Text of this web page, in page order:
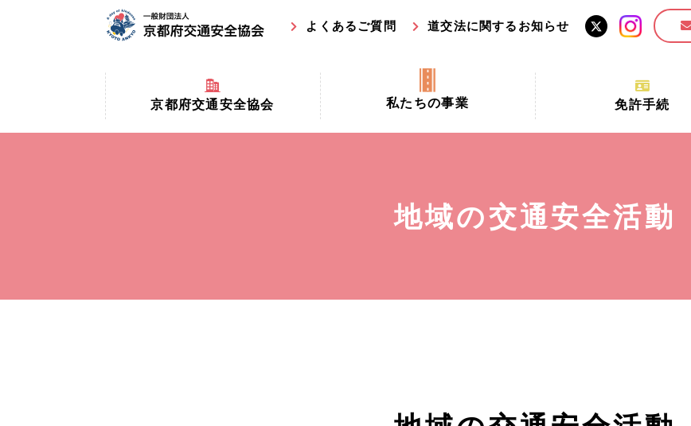
よくあるご質問 道交法に関するお知らせ
京都府交通安全協会
京都府交通安全協会とは？
私たちの事業
京都府交通安全活動推進センター事業
交通安全協力金の活用事業
免許手続
手続場所の対象者及
講習時間
地域の交通安全活動